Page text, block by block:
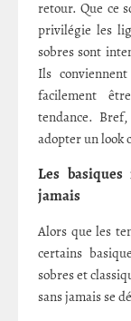
retour. Que ce
privilégie les
sobres sont
Ils
facilement
tendance.
adopter un look
Les
jamais
Alors que les
certains
sobres et
sans jamais se